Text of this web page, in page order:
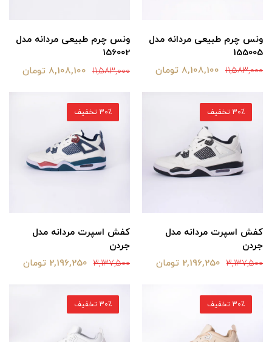
ونس چرم طبیعی مردانه مدل
155005
11,583,000 8,108,100 تومان
ونس چرم طبیعی مردانه مدل
156002
11,583,000 8,108,100 تومان
کفش اسپرت مردانه مدل
جردن
3,137,500 2,196,250 تومان
30٪ تخفیف
کفش اسپرت مردانه مدل
جردن
3,137,500 2,196,250 تومان
30٪ تخفیف
30٪ تخفیف 30٪ تخفیف